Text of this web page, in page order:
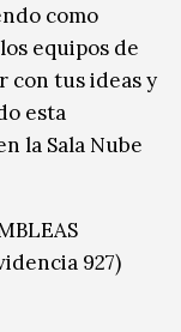
como
equipos de
con tus ideas y
esta
la Sala Nube
927)